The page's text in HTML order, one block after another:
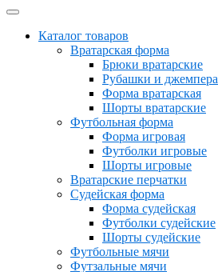
Каталог товаров
Вратарская форма
Брюки вратарские
Рубашки и джемпера
Форма вратарская
Шорты вратарские
Футбольная форма
Форма игровая
Футболки игровые
Шорты игровые
Вратарские перчатки
Судейская форма
Форма судейская
Футболки судейские
Шорты судейские
Футбольные мячи
Футзальные мячи